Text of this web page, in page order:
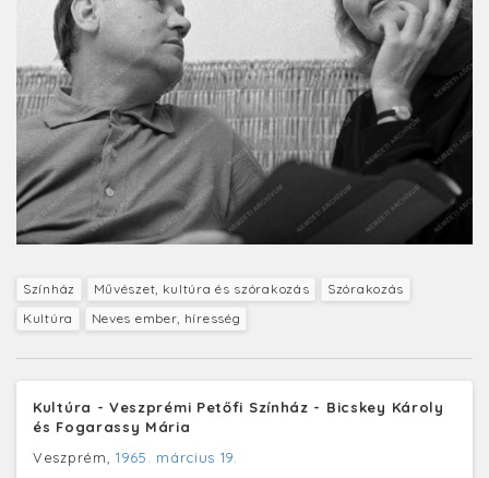
Színház Művészet, kultúra és szórakozás
Szórakozás
Kultúra
Neves ember, híresség
Kultúra - Veszprémi Petőfi Színház - Bicskey Károly
és Fogarassy Mária
Veszprém, 1965. március 19.